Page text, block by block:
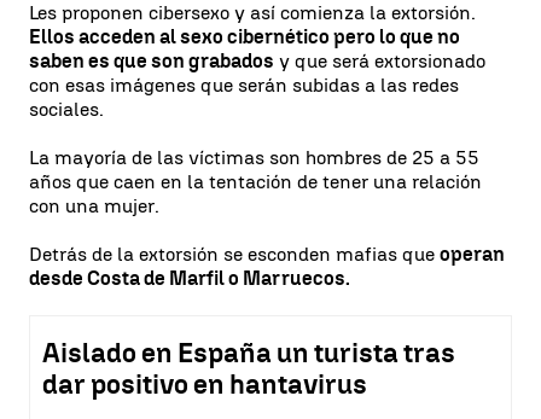
Les proponen cibersexo y así comienza la extorsión.
Ellos acceden al sexo cibernético pero lo que no
saben es que son grabados y que será extorsionado
con esas imágenes que serán subidas a las redes
sociales.
La mayoría de las víctimas son hombres de 25 a 55
años que caen en la tentación de tener una relación
con una mujer.
Detrás de la extorsión se esconden mafias que operan
desde Costa de Marfil o Marruecos.
Aislado en España un turista tras
dar positivo en hantavirus